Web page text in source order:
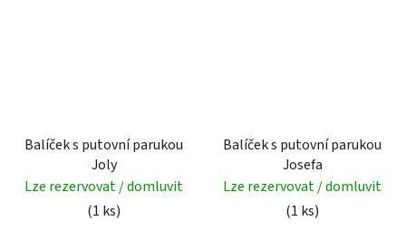
Balíček s putovní parukou
Joly
Lze rezervovat / domluvit
(1 ks)
Balíček s putovní parukou
Josefa
Lze rezervovat / domluvit
(1 ks)